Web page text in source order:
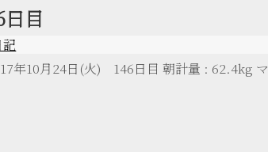
目
年10月24日(火) 146日目 朝計量 : 62.4kg マ